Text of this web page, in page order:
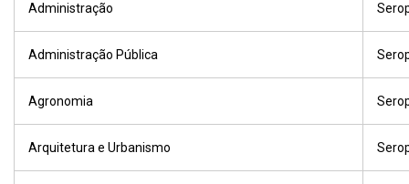
Administração
Administração Pública
Agronomia
Arquitetura e Urbanismo